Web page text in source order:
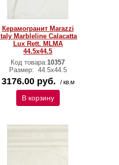
Керамогранит Marazzi
Italy Marbleline Calacatta
Lux Rett. MLMA
44.5х44.5
Код товара:10357
Размер: 44.5х44.5
3176.00 руб. / кв.м
В корзину